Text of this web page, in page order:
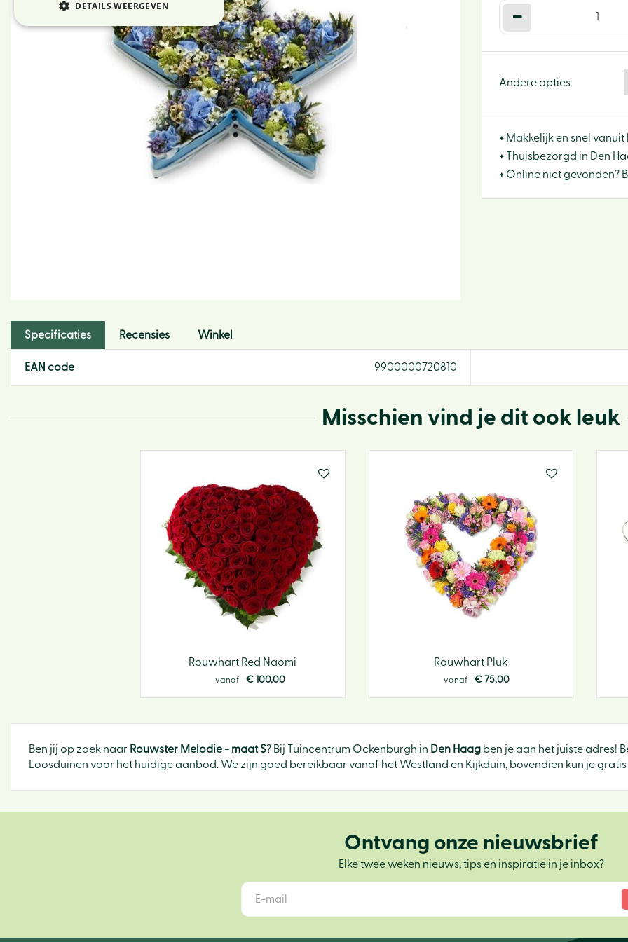
Andere opties
+ Makkelijk en snel vanuit
+ Thuisbezorgd in Den
+ Online niet gevonden?
Specificaties Recensies Winkel
EAN code 9900000720810
Misschien vind je dit ook leuk
Rouwhart Red Naomi
vanaf € 100,00
Rouwhart Pluk
vanaf € 75,00
Ben jij op zoek naar Rouwster Melodie - maat S? Bij Tuincentrum Ockenburgh in Den Haag ben je aan het juiste adres!
Loosduinen voor het huidige aanbod. We zijn goed bereikbaar vanaf het Westland en Kijkduin, bovendien kun je
Ontvang onze nieuwsbrief
Elke twee weken nieuws, tips en inspiratie in je inbox?
DETAILS WEERGEVEN